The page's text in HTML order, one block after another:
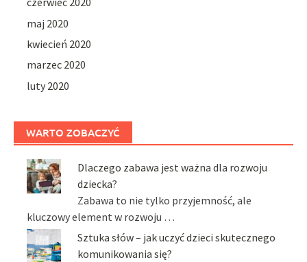
maj 2020
kwiecień 2020
marzec 2020
luty 2020
WARTO ZOBACZYĆ
Dlaczego zabawa jest ważna dla rozwoju
dziecka?
Zabawa to nie tylko przyjemność, ale
kluczowy element w rozwoju …
Sztuka słów – jak uczyć dzieci skutecznego
komunikowania się?